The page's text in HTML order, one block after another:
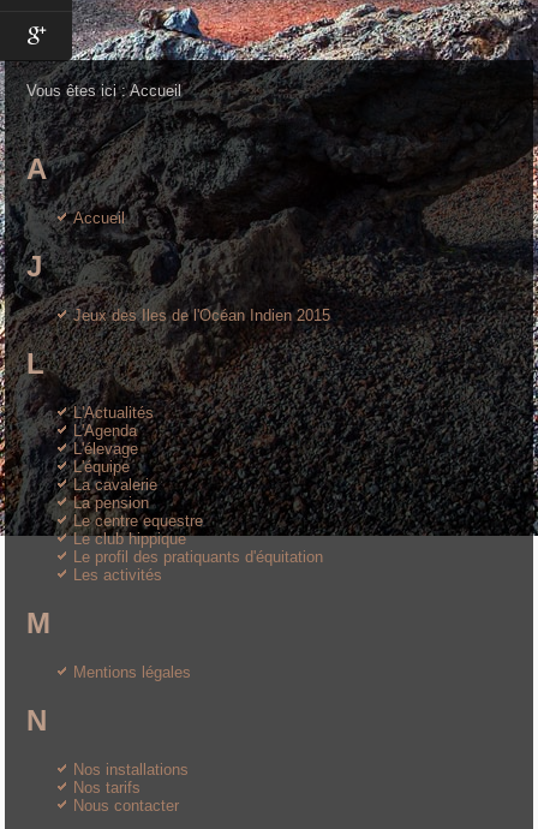
Vous êtes ici :Accueil
A
Accueil
J
Jeux des Iles de l'Océan Indien 2015
L
L'Actualités
L'Agenda
L'élevage
L'équipe
La cavalerie
La pension
Le centre equestre
Le club hippique
Le profil des pratiquants d'équitation
Les activités
M
Mentions légales
N
Nos installations
Nos tarifs
Nous contacter